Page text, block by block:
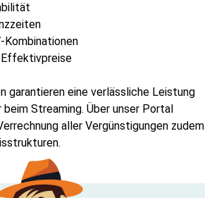
garantieren eine verlässliche Leistung
Streaming. Über unser Portal
aller Vergünstigungen zudem